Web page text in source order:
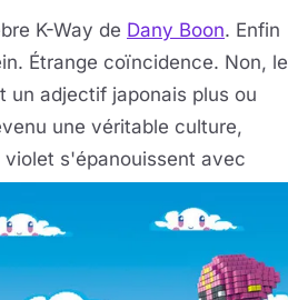
K-Way de Dany Boon. Enfin
Étrange coïncidence. Non, le
un adjectif japonais plus ou
une véritable culture,
s'épanouissent avec